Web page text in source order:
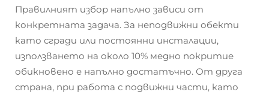
Правилният избор напълно зависи от
конкретната задача. За неподвижни обекти
като сгради или постоянни инсталации,
използването на около 10% медно покритие
обикновено е напълно достатъчно. От друга
страна, при работа с подвижни части, като